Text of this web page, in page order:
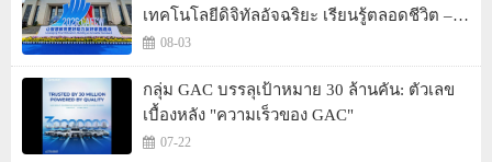
เทคโนโลยีดิจิทัลอัจฉริยะ เรียนรู้ตลอดชีวิต –
สร้างระบบนิเวศใหม่แห่งการเรียนรู้ตลอดชีวิต
ของมนุษย์» จัดขึ้น
08-03
กลุ่ม GAC บรรลุเป้าหมาย 30 ล้านคัน: ตัวเลข
เบื้องหลัง "ความเร็วของ GAC"
07-22